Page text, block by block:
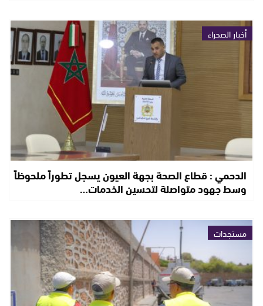
أخبار الصحراء
الدحمي : قطاع الصحة بجهة العيون يسجل تطوراً ملحوظاً
وسط جهود متواصلة لتحسين الخدمات…
مستجدات